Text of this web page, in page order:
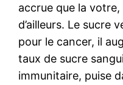
accrue que la
d’ailleurs. Le sucre
pour le cancer, il
taux de sucre
immunitaire, puise